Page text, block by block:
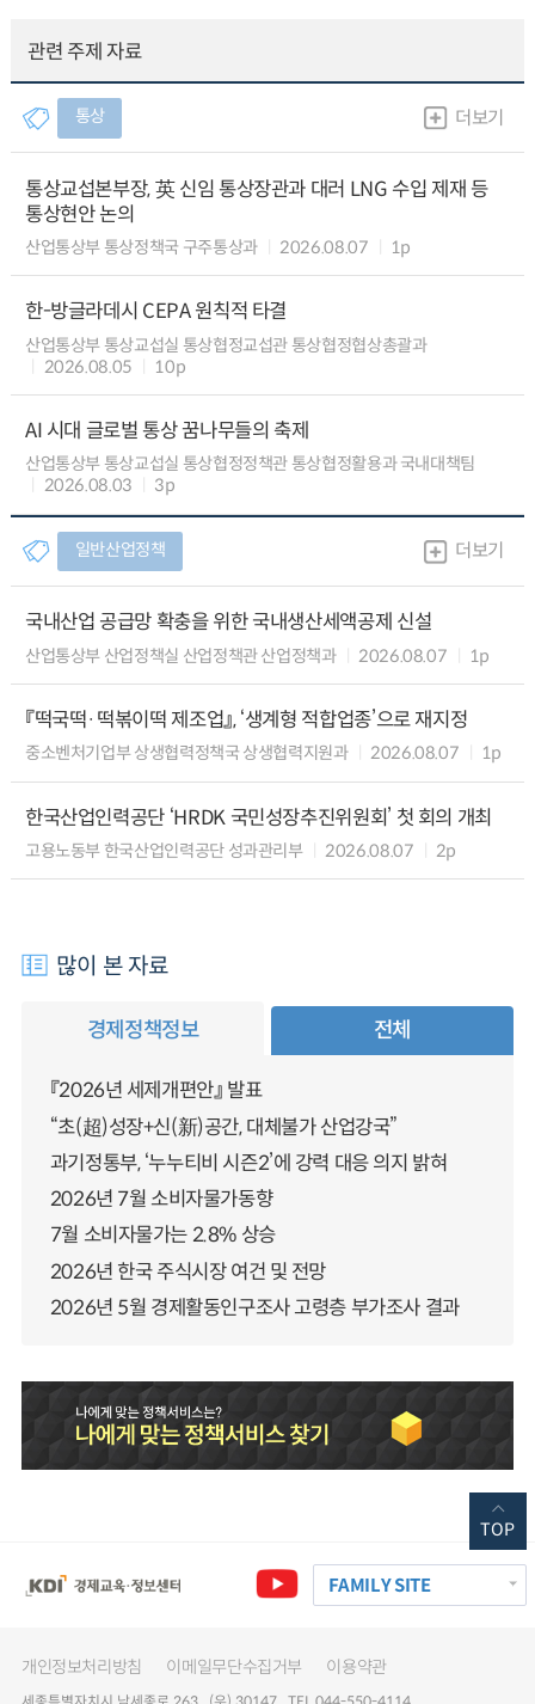
관련 주제 자료
통상 더보기
통상교섭본부장, 英 신임 통상장관과 대러 LNG 수입 제재 등
통상현안 논의
산업통상부 통상정책국 구주통상과 2026.08.07 1p
한-방글라데시 CEPA 원칙적 타결
산업통상부 통상교섭실 통상협정교섭관 통상협정협상총괄과
2026.08.05
10p
AI 시대 글로벌 통상 꿈나무들의 축제
산업통상부 통상교섭실 통상협정정책관 통상협정활용과 국내대책팀
2026.08.03
3p
일반산업정책 더보기
국내산업 공급망 확충을 위한 국내생산세액공제 신설
산업통상부 산업정책실 산업정책관 산업정책과 2026.08.07 1p
『떡국떡·떡볶이떡 제조업』, ‘생계형 적합업종’으로 재지정
중소벤처기업부 상생협력정책국 상생협력지원과 2026.08.07 1p
한국산업인력공단 ‘HRDK 국민성장추진위원회’ 첫 회의 개최
고용노동부 한국산업인력공단 성과관리부 2026.08.07 2p
많이 본 자료
경제정책정보 전체
『2026년 세제개편안』 발표
“초(超)성장+신(新)공간, 대체불가 산업강국”
과기정통부, ‘누누티비 시즌2’에 강력 대응 의지 밝혀
2026년 7월 소비자물가동향
7월 소비자물가는 2.8% 상승
2026년 한국 주식시장 여건 및 전망
2026년 5월 경제활동인구조사 고령층 부가조사 결과
FAMILY SITE
개인정보처리방침 이메일무단수집거부 이용약관
TOP